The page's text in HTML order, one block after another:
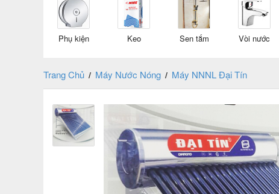
Phụ kiện Keo Sen tắm Vòi nước
Trang Chủ / Máy Nước Nóng / Máy NNNL Đại Tín